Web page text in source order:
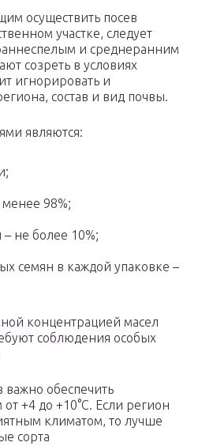
осуществить посев
участке, следует
и среднеранним
созреть в условиях
игнорировать и
состав и вид почвы.
являются:
менее 98%;
не более 10%;
семян в каждой упаковке –
концентрацией масел
соблюдения особых
важно обеспечить
+4 до +10°C. Если регион
климатом, то лучше
сорта